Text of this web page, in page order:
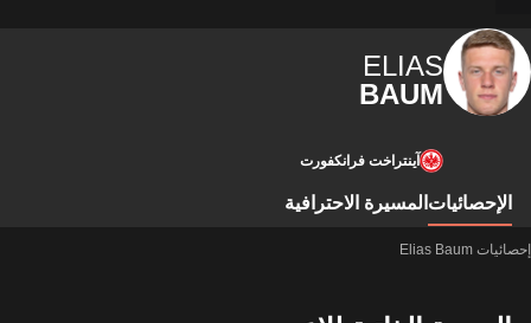
ELIAS
BAUM
آينتراخت فرانكفورت
الإحصائيات المسيرة الاحترافية
إحصائيات Elias Baum